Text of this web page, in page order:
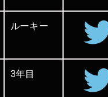
ルーキー
3年目